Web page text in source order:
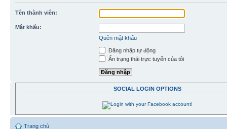
Tên thành viên:
Mật khẩu:
Quên mật khẩu
Đăng nhập tự động
Ẩn trạng thái trực tuyến của tôi
SOCIAL LOGIN OPTIONS
Trang chủ